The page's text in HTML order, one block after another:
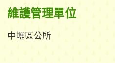
維護管理單位
中壢區公所